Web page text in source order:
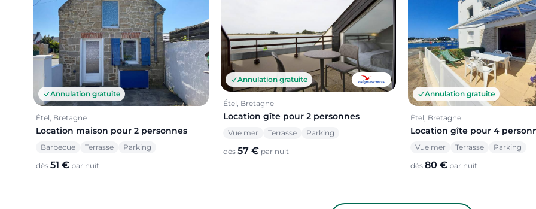
Annulation gratuite
Étel, Bretagne
Location maison pour 2 personnes
Barbecue Terrasse Parking
dès 51 € par nuit
Annulation gratuite
Étel, Bretagne
Location gîte pour 2 personnes
Vue mer Terrasse Parking
dès 57 € par nuit
Annulation gratuite
Étel, Bretagne
Location gîte pour 4
Vue mer Terrasse Parking
dès 80 € par nuit